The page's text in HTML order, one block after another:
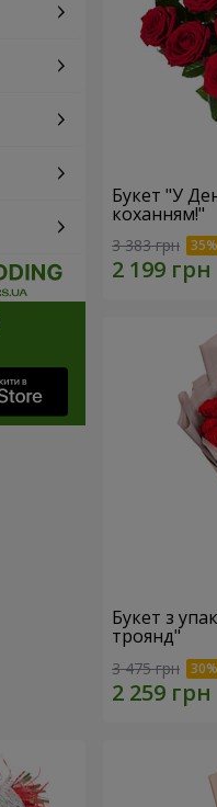
Букет "У
коханням!"
3 383 грн
Букет з
троянд"
3 475 грн